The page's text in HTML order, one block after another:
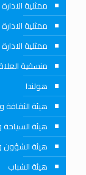
ممثلية
ممثلية
ممثلية
منسقية
هولندا
هيئة الثقافة
هيئة السياحة
هيئة الشؤون
هيئة الشباب